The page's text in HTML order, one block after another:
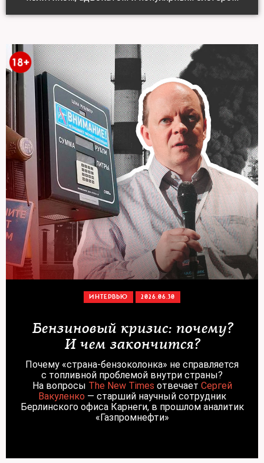
ИНТЕРВЬЮ 2026.06.30
Бензиновый кризис: почему?
И чем закончится?
Почему «страна-бензоколонка» не справляется
с топливной проблемой внутри страны?
На вопросы The New Times отвечает Сергей
Вакуленко— старший научный сотрудник
Берлинского офиса Карнеги, в прошлом аналитик
«Газпромнефти»